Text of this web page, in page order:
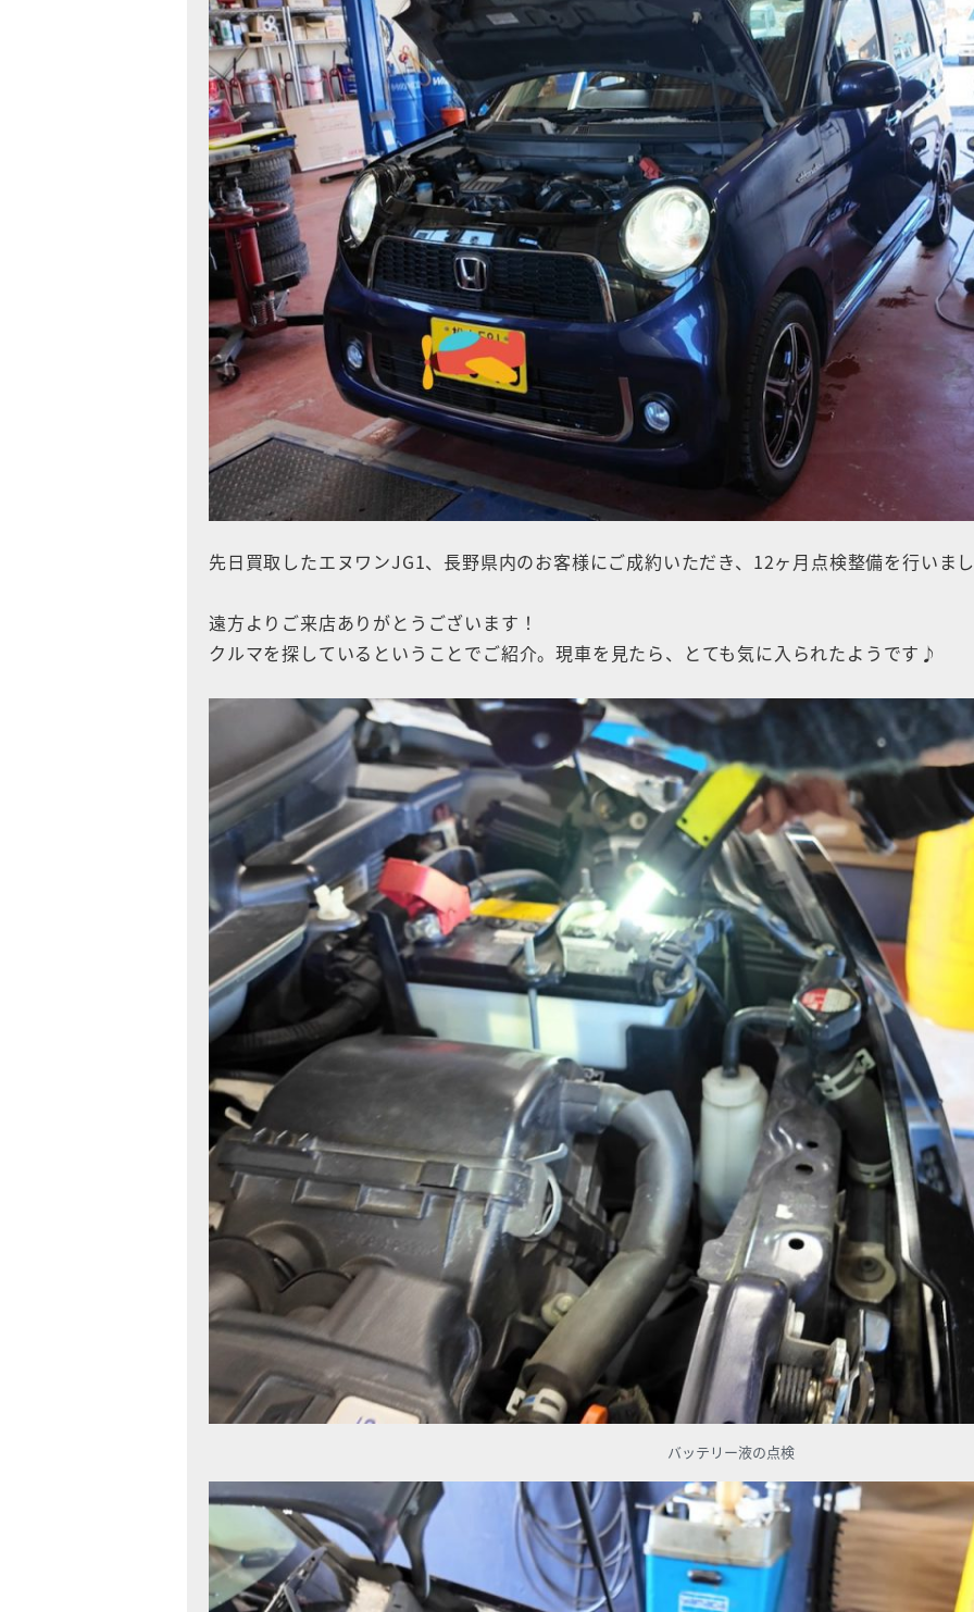
先日買取したエヌワンJG1、長野県内のお客様にご成約いただき、12ヶ月点検整備を行いま
遠方よりご来店ありがとうございます！
クルマを探しているということでご紹介。現車を見たら、とても気に入られたようです♪
バッテリー液の点検